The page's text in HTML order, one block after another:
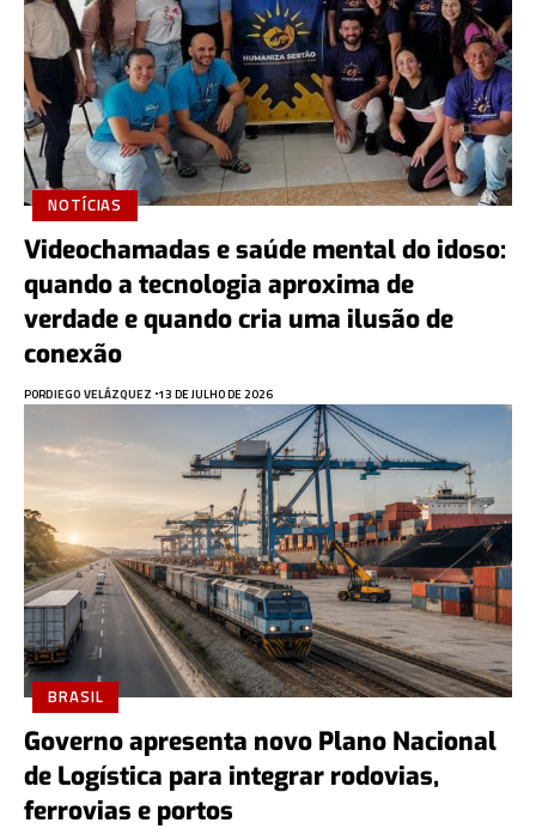
NOTÍCIAS
Videochamadas e saúde mental do idoso:
quando a tecnologia aproxima de
verdade e quando cria uma ilusão de
conexão
PORDIEGO VELÁZQUEZ 13 DE JULHO DE 2026
BRASIL
Governo apresenta novo Plano Nacional
de Logística para integrar rodovias,
ferrovias e portos